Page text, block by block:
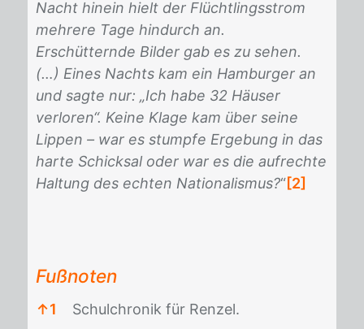
Nacht hinein hielt der Flüchtlingsstrom
mehrere Tage hindurch an.
Erschütternde Bilder gab es zu sehen.
(…) Eines Nachts kam ein Hamburger an
und sagte nur: „Ich habe 32 Häuser
verloren“. Keine Klage kam über seine
Lippen – war es stumpfe Ergebung in das
harte Schicksal oder war es die aufrechte
Haltung des echten Nationalismus?“[2]
Fußnoten
↑1
Schulchronik für Renzel.